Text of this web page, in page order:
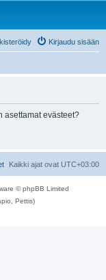
Kirjaudu sisään
asettamat evästeet?
Kaikki ajat ovat UTC+03:00
© phpBB Limited
Pettis)